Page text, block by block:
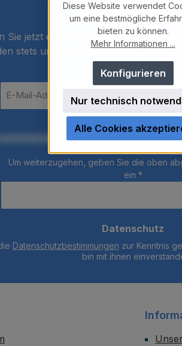
Newsletter
Sie jetzt einfach unseren regelmäßig
stets unter den Ersten sein, über
informiert werden.
Mail-
Loading...
Um weiterzugehen, geben Sie die oben
ein *
Datenschutz
Datenschutzbestimmungen zur Kenntnis
bin mit ihnen
Diese Website verwendet
um eine bestmögliche
bieten zu können.
Mehr Informationen ...
Nur technisch
Konfigurieren
Alle Cookies